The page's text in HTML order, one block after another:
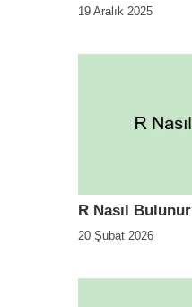
19 Aralık 2025
R Nasıl
20 Şubat 2026